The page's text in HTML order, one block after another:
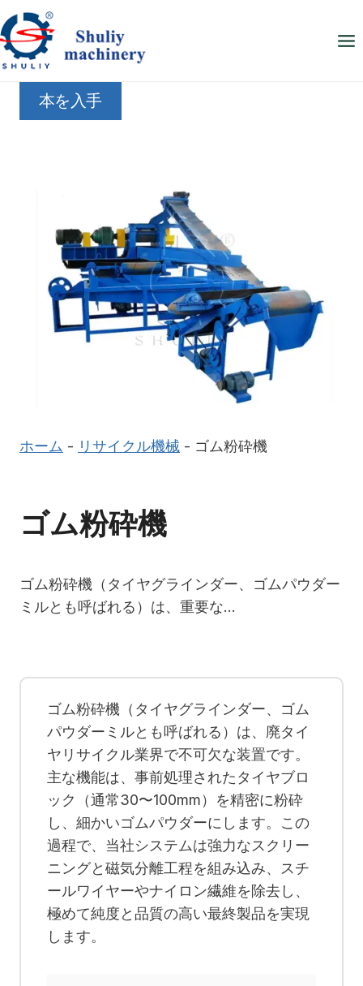
容
を
本を入手
ホーム - リサイクル機械 - ゴム粉砕機
ゴム粉砕機
ゴム粉砕機（タイヤグラインダー、ゴムパウダー
ミルとも呼ばれる）は、重要な…
ゴム粉砕機（タイヤグラインダー、ゴム
パウダーミルとも呼ばれる）は、廃タイ
ヤリサイクル業界で不可欠な装置です。
主な機能は、事前処理されたタイヤブロ
ック（通常30〜100mm）を精密に粉砕
し、細かいゴムパウダーにします。この
過程で、当社システムは強力なスクリー
ニングと磁気分離工程を組み込み、スチ
ールワイヤーやナイロン繊維を除去し、
極めて純度と品質の高い最終製品を実現
します。